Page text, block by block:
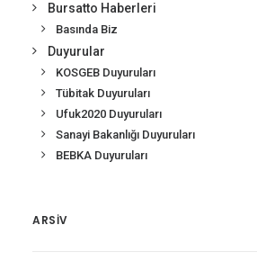
Bursatto Haberleri
Basında Biz
Duyurular
KOSGEB Duyuruları
Tübitak Duyuruları
Ufuk2020 Duyuruları
Sanayi Bakanlığı Duyuruları
BEBKA Duyuruları
ARSIV